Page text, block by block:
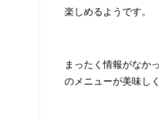
楽しめるようです。
まったく情報がなか
のメニューが美味し